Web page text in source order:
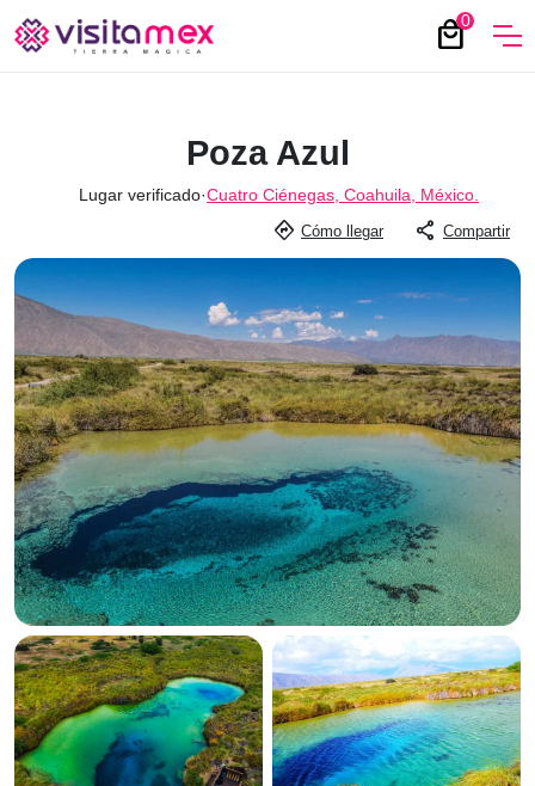
0
local_mall
Poza Azul
Lugar verificado·Cuatro Ciénegas, Coahuila, México.
directions Cómo llegar share Compartir